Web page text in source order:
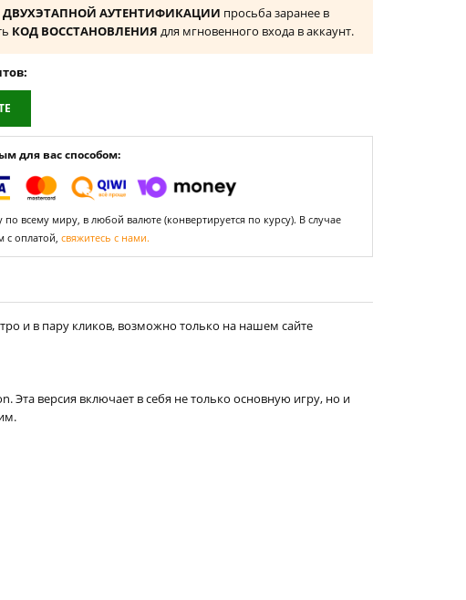
ДВУХЭТАПНОЙ АУТЕНТИФИКАЦИИ просьба заранее в
КОД ВОССТАНОВЛЕНИЯ для мгновенного входа в аккаунт.
для вас способом:
всему миру, в любой валюте (конвертируется по курсу). В случае
с оплатой, свяжитесь с нами.
и в пару кликов, возможно только на нашем сайте
Эта версия включает в себя не только основную игру, но и